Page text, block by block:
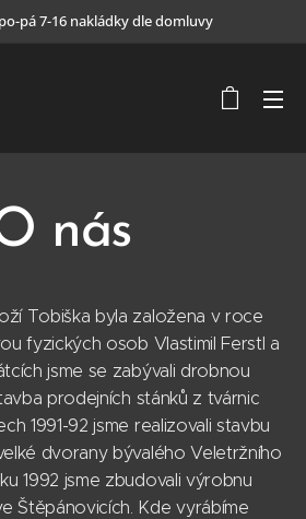
pá 7-16 nakládky dle domluvy
nás
Tobiška byla založena v roce
fyzických osob Vlastimil Ferstl a
jsme se zabývali drobnou
prodejních stánků z tvárnic
1991-92 jsme realizovali stavbu
dvorany bývalého Veletržního
1992 jsme zbudovali výrobnu
Štěpánovicích. Kde vyrábíme